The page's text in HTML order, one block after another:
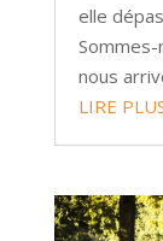
elle
nous
LIRE